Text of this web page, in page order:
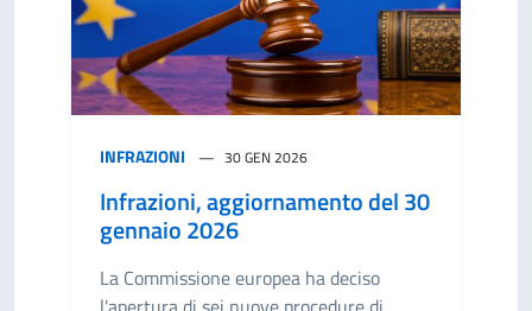
INFRAZIONI 30 GEN 2026
Infrazioni, aggiornamento del 30
gennaio 2026
La Commissione europea ha deciso